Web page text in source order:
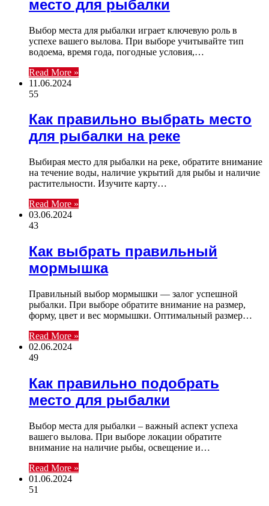
место для рыбалки
Выбор места для рыбалки играет ключевую роль в
успехе вашего вылова. При выборе учитывайте тип
водоема, время года, погодные условия,…
Read More »
11.06.2024
55
Как правильно выбрать место
для рыбалки на реке
Выбирая место для рыбалки на реке, обратите внимание
на течение воды, наличие укрытий для рыбы и наличие
растительности. Изучите карту…
Read More »
03.06.2024
43
Как выбрать правильный
мормышка
Правильный выбор мормышки — залог успешной
рыбалки. При выборе обратите внимание на размер,
форму, цвет и вес мормышки. Оптимальный размер…
Read More »
02.06.2024
49
Как правильно подобрать
место для рыбалки
Выбор места для рыбалки – важный аспект успеха
вашего вылова. При выборе локации обратите
внимание на наличие рыбы, освещение и…
Read More »
01.06.2024
51